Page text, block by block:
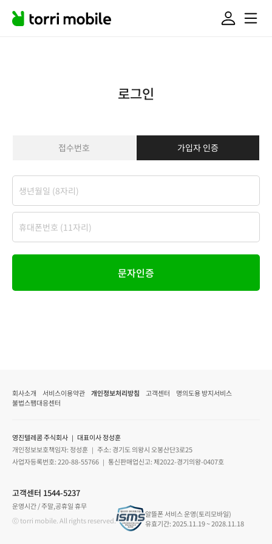
로그인
접수번호 가입자 인증
문자인증
회사소개 서비스이용약관 개인정보처리방침 고객센터
명의도용 방지서비스
불법스팸대응센터
영진텔레콤 주식회사 ｜ 대표이사 정성훈
개인정보보호책임자: 정성훈 ｜ 주소: 경기도 의왕시 오봉산단3로25
사업자등록번호: 220-88-55766 ｜ 통신판매업신고: 제2022-경기의왕-0407호
고객센터 1544-5237
운영시간 / 주말,공휴일 휴무
ⓒ torri mobile. All rights reserved.
알뜰폰 서비스 운영(토리모바일)
유효기간: 2025.11.19 ~ 2028.11.18